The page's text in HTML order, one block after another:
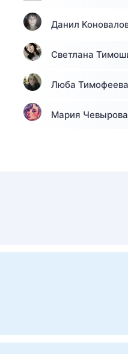
Данил
Светлана
Люба Тимофеева
Мария Чевырова